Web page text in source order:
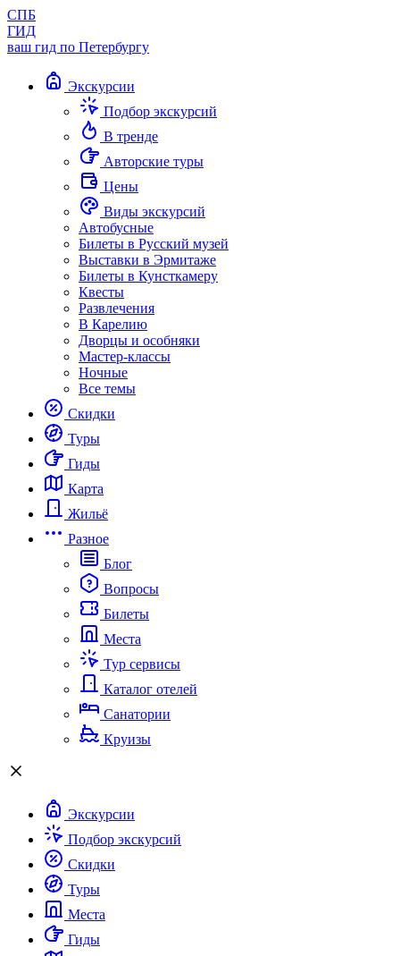
СПБ
ГИД
ваш гид по Петербургу
Экскурсии
Подбор экскурсий
В тренде
Авторские туры
Цены
Виды экскурсий
Автобусные
Билеты в Русский музей
Выставки в Эрмитаже
Билеты в Кунсткамеру
Квесты
Развлечения
В Карелию
Дворцы и особняки
Мастер-классы
Ночные
Все темы
Скидки
Туры
Гиды
Карта
Жильё
Разное
Блог
Вопросы
Билеты
Места
Тур сервисы
Каталог отелей
Санатории
Круизы
Экскурсии
Подбор экскурсий
Скидки
Туры
Места
Гиды